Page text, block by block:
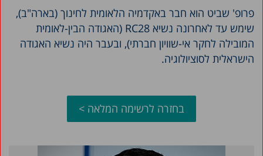
פרופ' שביט הוא חבר באקדמיה הלאומית לחינוך (בארה"ב),
שימש עד לאחרונה נשיא RC28 (האגודה הבין-לאומית
המובילה לחקר אי-שוויון חברתי), ובעבר היה נשיא האגודה
הישראלית לסוציולוגיה.
בחזרה לרשימה המלאה >